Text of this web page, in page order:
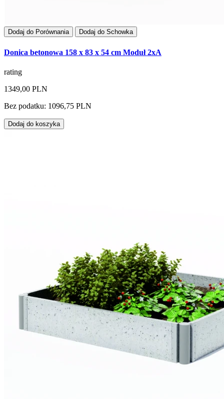
Dodaj do Porównania Dodaj do Schowka
Donica betonowa 158 x 83 x 54 cm Moduł 2xA
rating
1349,00 PLN
Bez podatku: 1096,75 PLN
Dodaj do koszyka